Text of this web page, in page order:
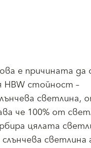
е причината да
HBW стойност –
светлина,
че 100% от
цялата
светлина